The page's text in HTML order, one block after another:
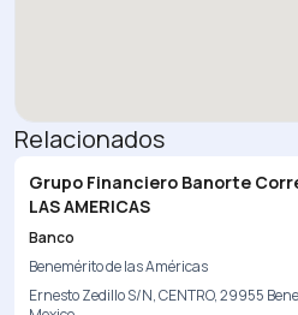
Relacionados
Grupo Financiero Banorte
LAS AMERICAS
Banco
Benemérito de las Américas
Ernesto Zedillo S/N, CENTRO, 29955